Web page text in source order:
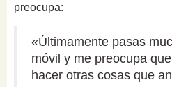
preocupa:
«Últimamente pasas
móvil y me preocupa
hacer otras cosas que